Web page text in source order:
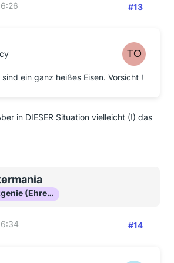
#13
ein ganz heißes Eisen. Vorsicht !
in DIESER Situation vielleicht (!) das
Finanzgenie (Ehrenmitglied)
#14